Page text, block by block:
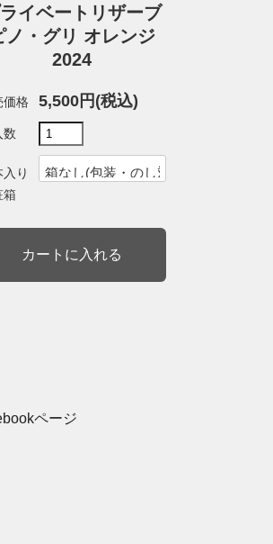
イベートリザーブ
ノ・グリ オレンジ
2024
価格 5,500円(税込)
数
入り
箱
ページ